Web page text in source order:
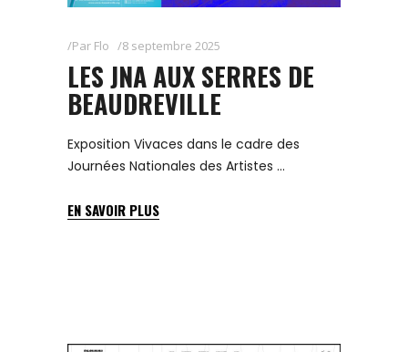
Par Flo 8 septembre 2025
LES JNA AUX SERRES DE
BEAUDREVILLE
Exposition Vivaces dans le cadre des
Journées Nationales des Artistes
EN SAVOIR PLUS